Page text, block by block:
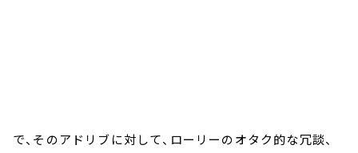
で、そのアドリブに対して、ローリーのオタク的な冗談、